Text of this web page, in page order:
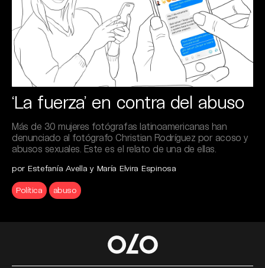
‘La fuerza’ en contra del abuso
Más de 30 mujeres fotógrafas latinoamericanas han
denunciado al fotógrafo Christian Rodríguez por acoso y
abusos sexuales. Este es el relato de una de ellas.
por Estefanía Avella y María Elvira Espinosa
Política abuso